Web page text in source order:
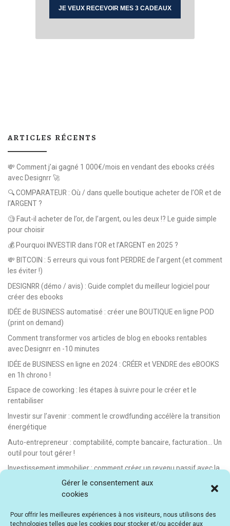
Gérer le consentement aux
cookies
Pour offrir les meilleures expériences à nos visiteurs, nous utilisons des
technologies telles que les cookies pour stocker et/ou accéder aux
ARTICLES RÉCENTS
💸 Comment j’ai gagné 1 000€/mois en vendant des ebooks créés
avec Designrr 🚀
🔍 COMPARATEUR : Où / dans quelle boutique acheter de l’OR et de
l’ARGENT ?
🧐 Faut-il acheter de l’or, de l’argent, ou les deux !? Le guide simple
pour choisir
💰 Pourquoi INVESTIR dans l’OR et l’ARGENT en 2025 ?
💸 BITCOIN : 5 erreurs qui vous font PERDRE de l’argent (et comment
les éviter !)
DESIGNRR (démo / avis) : Guide complet du meilleur logiciel pour
créer des ebooks
IDÉE de BUSINESS automatisé : créer une BOUTIQUE en ligne POD
(print on demand)
Comment transformer vos articles de blog en ebooks rentables
avec Designrr en -10 minutes
IDÉE de BUSINESS en ligne en 2024 : CRÉER et VENDRE des eBOOKS
en 1h chrono !
Espace de coworking : les étapes à suivre pour le créer et le
rentabiliser
Investir sur l’avenir : comment le crowdfunding accélère la transition
énergétique
Auto-entrepreneur : comptabilité, compte bancaire, facturation… Un
outil pour tout gérer !
Investissement immobilier : comment créer un revenu passif avec la
location saisonnière
E-learning : les meilleurs LMS gratuits et payants pour créer et
Idée de business en ligne automatisé : vendre des formations en e-